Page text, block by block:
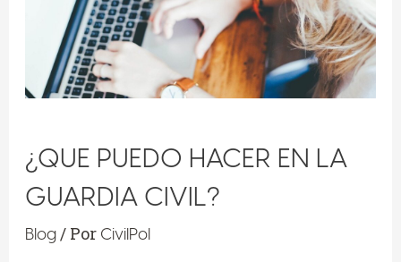
¿QUE PUEDO HACER EN LA
GUARDIA CIVIL?
Blog/ Por CivilPol